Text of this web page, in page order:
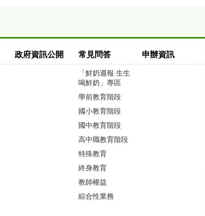
政府資訊公開 常見問答
「鮮奶週報 生生
喝鮮奶」專區
學前教育階段
國小教育階段
國中教育階段
高中職教育階段
特殊教育
終身教育
教師權益
綜合性業務
申辦資訊